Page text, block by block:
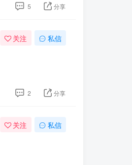
5 分享
关注 私信
2 分享
关注 私信